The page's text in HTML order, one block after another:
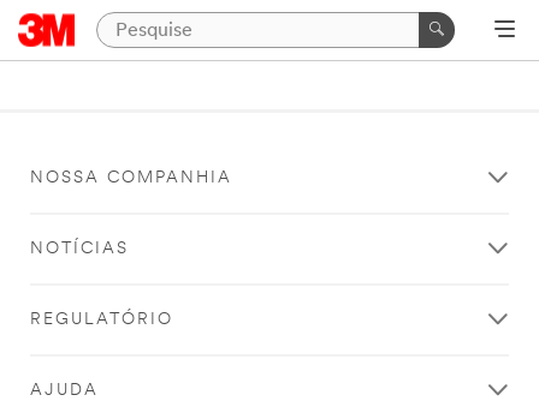
NOSSA COMPANHIA
NOTÍCIAS
REGULATÓRIO
AJUDA